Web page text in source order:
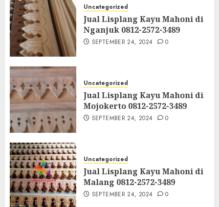
Uncategorized
Jual Lisplang Kayu Mahoni di
Nganjuk 0812-2572-3489
SEPTEMBER 24, 2024 0
Uncategorized
Jual Lisplang Kayu Mahoni di
Mojokerto 0812-2572-3489
SEPTEMBER 24, 2024 0
Uncategorized
Jual Lisplang Kayu Mahoni di
Malang 0812-2572-3489
SEPTEMBER 24, 2024 0